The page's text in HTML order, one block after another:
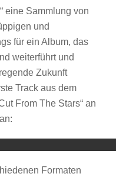
eine Sammlung von
und
für ein Album, das
weiterführt und
Zukunft
Track aus dem
From The Stars“ an
Mit
Formaten